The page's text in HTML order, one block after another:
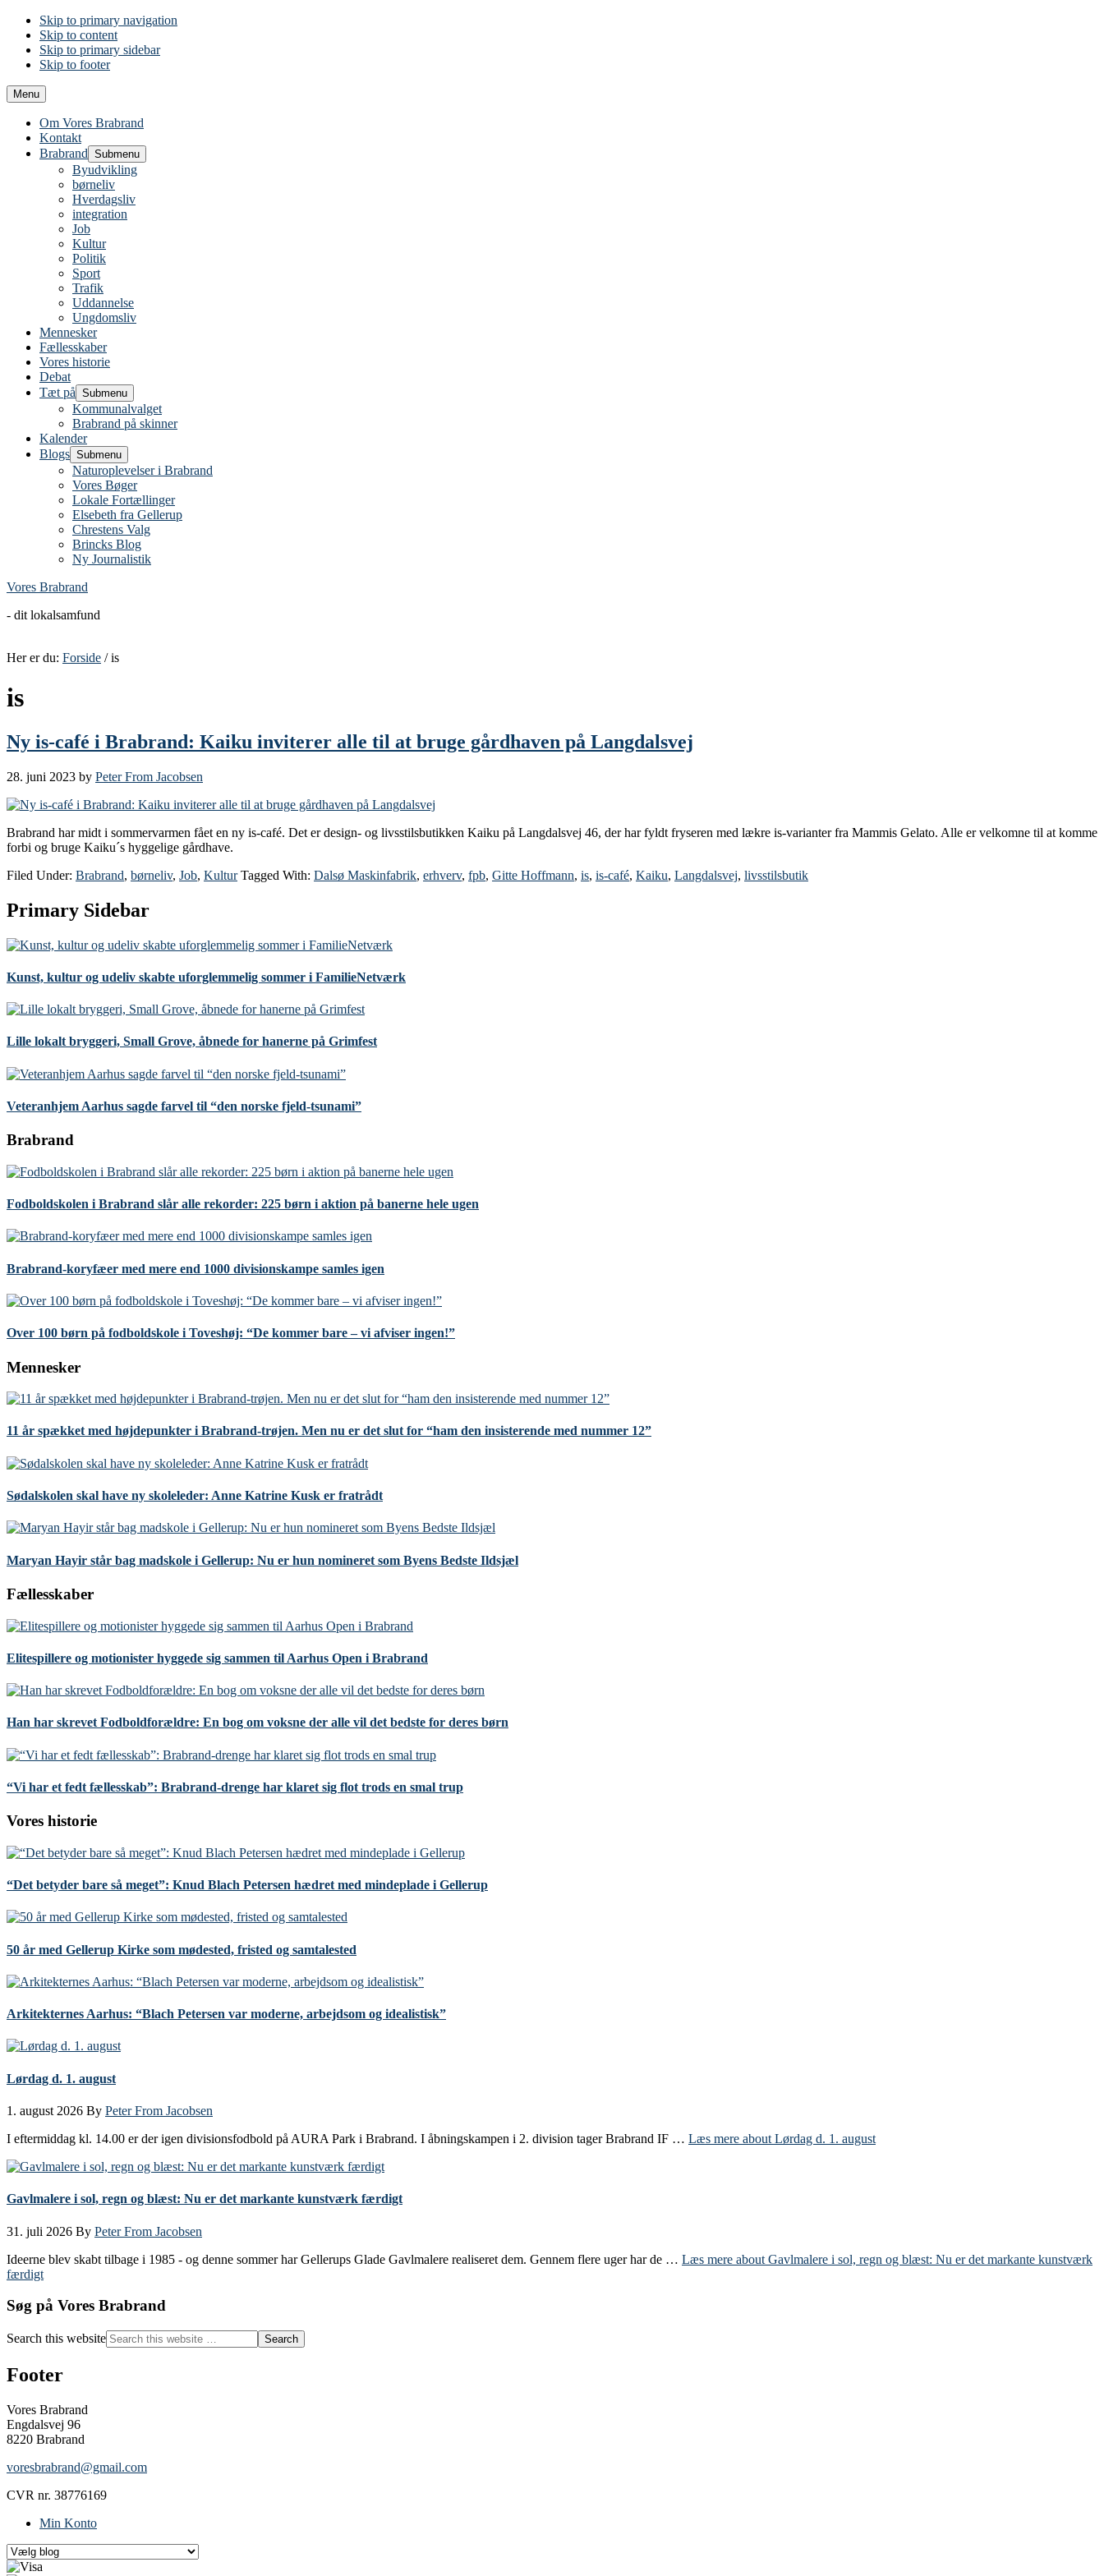
Skip to primary navigation
Skip to content
Skip to primary sidebar
Skip to footer
Menu
Om Vores Brabrand
Kontakt
Brabrand Submenu
Byudvikling
børneliv
Hverdagsliv
integration
Job
Kultur
Politik
Sport
Trafik
Uddannelse
Ungdomsliv
Mennesker
Fællesskaber
Vores historie
Debat
Tæt på Submenu
Kommunalvalget
Brabrand på skinner
Kalender
Blogs Submenu
Naturoplevelser i Brabrand
Vores Bøger
Lokale Fortællinger
Elsebeth fra Gellerup
Chrestens Valg
Brincks Blog
Ny Journalistik
Vores Brabrand
- dit lokalsamfund
Her er du: Forside / is
is
Ny is-café i Brabrand: Kaiku inviterer alle til at bruge gårdhaven på Langdalsvej
28. juni 2023 by Peter From Jacobsen
Brabrand har midt i sommervarmen fået en ny is-café. Det er design- og livsstilsbutikken Kaiku på Langdalsvej 46, der har fyldt fryseren med lækre is-varianter fra Mammis Gelato. Alle er velkomne til at komme
forbi og bruge Kaiku´s hyggelige gårdhave.
Filed Under: Brabrand, børneliv, Job, Kultur Tagged With: Dalsø Maskinfabrik, erhverv, fpb, Gitte Hoffmann, is, is-café, Kaiku, Langdalsvej, livsstilsbutik
Primary Sidebar
Kunst, kultur og udeliv skabte uforglemmelig sommer i FamilieNetværk
Lille lokalt bryggeri, Small Grove, åbnede for hanerne på Grimfest
Veteranhjem Aarhus sagde farvel til “den norske fjeld-tsunami”
Brabrand
Fodboldskolen i Brabrand slår alle rekorder: 225 børn i aktion på banerne hele ugen
Brabrand-koryfæer med mere end 1000 divisionskampe samles igen
Over 100 børn på fodboldskole i Toveshøj: “De kommer bare – vi afviser ingen!”
Mennesker
11 år spækket med højdepunkter i Brabrand-trøjen. Men nu er det slut for “ham den insisterende med nummer 12”
Sødalskolen skal have ny skoleleder: Anne Katrine Kusk er fratrådt
Maryan Hayir står bag madskole i Gellerup: Nu er hun nomineret som Byens Bedste Ildsjæl
Fællesskaber
Elitespillere og motionister hyggede sig sammen til Aarhus Open i Brabrand
Han har skrevet Fodboldforældre: En bog om voksne der alle vil det bedste for deres børn
“Vi har et fedt fællesskab”: Brabrand-drenge har klaret sig flot trods en smal trup
Vores historie
“Det betyder bare så meget”: Knud Blach Petersen hædret med mindeplade i Gellerup
50 år med Gellerup Kirke som mødested, fristed og samtalested
Arkitekternes Aarhus: “Blach Petersen var moderne, arbejdsom og idealistisk”
Lørdag d. 1. august
1. august 2026 By Peter From Jacobsen
I eftermiddag kl. 14.00 er der igen divisionsfodbold på AURA Park i Brabrand. I åbningskampen i 2. division tager Brabrand IF … Læs mere about Lørdag d. 1. august
Gavlmalere i sol, regn og blæst: Nu er det markante kunstværk færdigt
31. juli 2026 By Peter From Jacobsen
Ideerne blev skabt tilbage i 1985 - og denne sommer har Gellerups Glade Gavlmalere realiseret dem. Gennem flere uger har de … Læs mere about Gavlmalere i sol, regn og blæst: Nu er det markante kunstværk
færdigt
Søg på Vores Brabrand
Search this website
Footer
Vores Brabrand
Engdalsvej 96
8220 Brabrand
voresbrabrand@gmail.com
CVR nr. 38776169
Min Konto